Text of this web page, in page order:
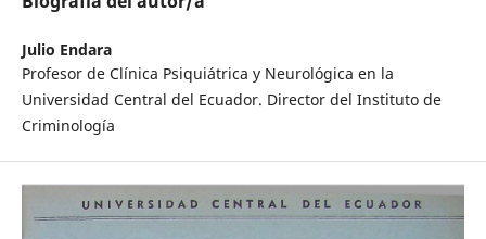
Julio Endara
Profesor de Clínica Psiquiátrica y Neurológica en la
Universidad Central del Ecuador. Director del Instituto de
Criminología